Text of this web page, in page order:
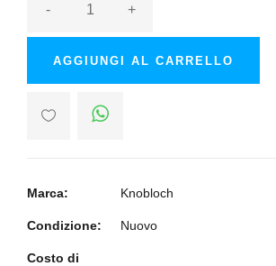
- +
AGGIUNGI AL CARRELLO
Marca: Knobloch
Condizione: Nuovo
Costo di